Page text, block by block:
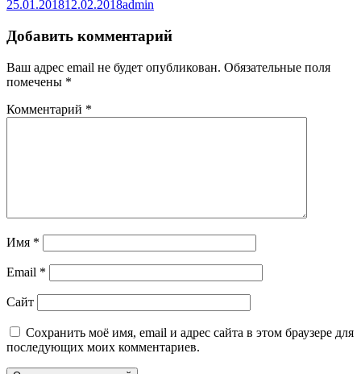
Опубликовано
25.01.201812.02.2018Автор
admin
Добавить комментарий
Ваш адрес email не будет опубликован. Обязательные поля
помечены *
Комментарий *
Имя *
Email *
Сайт
Сохранить моё имя, email и адрес сайта в этом браузере для
последующих моих комментариев.